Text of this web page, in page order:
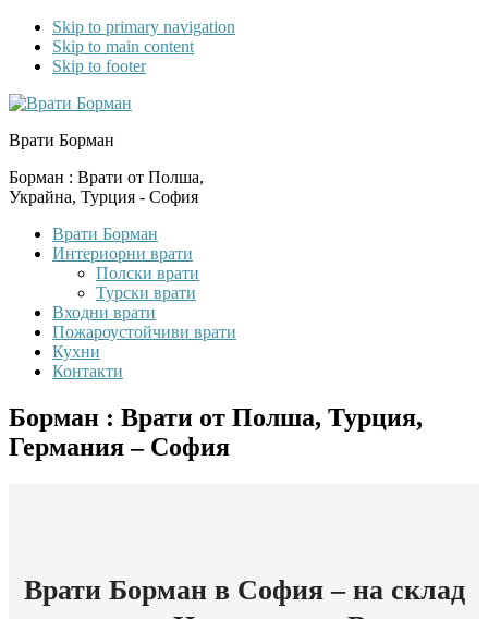
Skip to primary navigation
Skip to main content
Skip to footer
Врати Борман
Борман : Врати от Полша,
Украйна, Турция - София
Врати Борман
Интериорни врати
Полски врати
Турски врати
Входни врати
Пожароустойчиви врати
Кухни
Контакти
Борман : Врати от Полша, Турция,
Германия – София
Врати Борман в София – на склад